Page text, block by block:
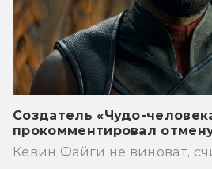
Создатель «Чудо-
прокомментировал
Кевин Файги не виноват,